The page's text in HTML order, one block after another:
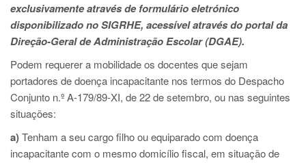
exclusivamente através de formulário eletrónico
disponibilizado no SIGRHE, acessível através do portal da
Direção-Geral de Administração Escolar (DGAE).
Podem requerer a mobilidade os docentes que sejam
portadores de doença incapacitante nos termos do Despacho
Conjunto n.º A-179/89-XI, de 22 de setembro, ou nas seguintes
situações:
a)Tenham a seu cargo filho ou equiparado com doença
incapacitante com o mesmo domicílio fiscal, em situação de